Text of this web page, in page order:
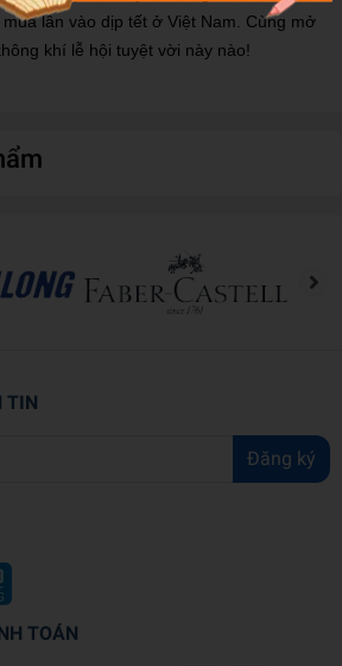
lân vào dịp tết ở Việt Nam. Cùng mở
khí lễ hội tuyệt vời này nào!
TIN
Đăng ký
TOÁN